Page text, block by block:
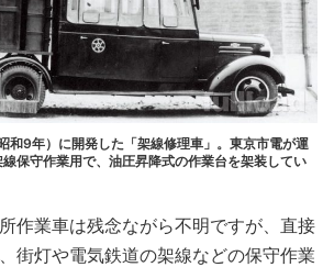
和9年）に開発した「架線修理車」。東京市電が運
保守作業用で、油圧昇降式の作業台を架装してい
作業車は残念ながら不明ですが、直接
街灯や電気鉄道の架線などの保守作業